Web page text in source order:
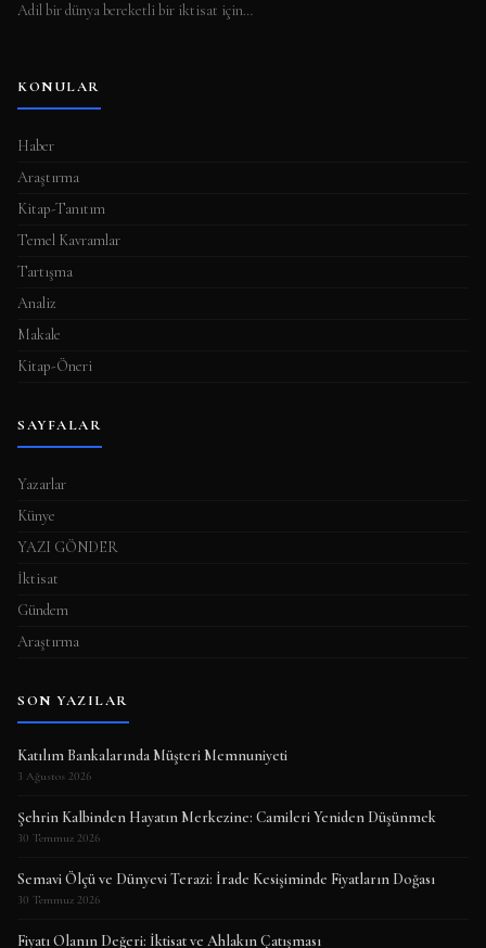
Adil bir dünya bereketli bir iktisat için…
KONULAR
Haber
Araştırma
Kitap-Tanıtım
Temel Kavramlar
Tartışma
Analiz
Makale
Kitap-Öneri
SAYFALAR
Yazarlar
Künye
YAZI GÖNDER
İktisat
Gündem
Araştırma
SON YAZILAR
Katılım Bankalarında Müşteri Memnuniyeti
3 Ağustos 2026
Şehrin Kalbinden Hayatın Merkezine: Camileri Yeniden Düşünmek
30 Temmuz 2026
Semavi Ölçü ve Dünyevi Terazi: İrade Kesişiminde Fiyatların Doğası
30 Temmuz 2026
Fiyatı Olanın Değeri: İktisat ve Ahlakın Çatışması